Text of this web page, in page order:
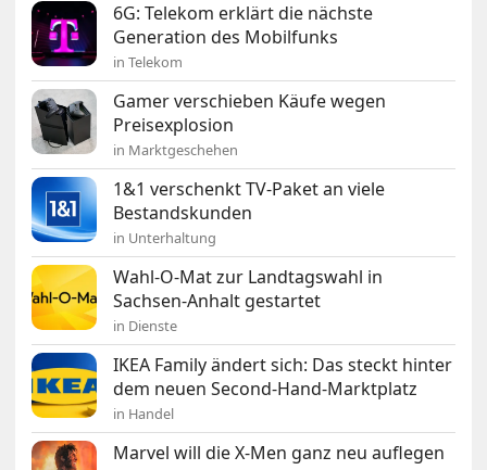
6G: Telekom erklärt die nächste
Generation des Mobilfunks
in Telekom
Gamer verschieben Käufe wegen
Preisexplosion
in Marktgeschehen
1&1 verschenkt TV-Paket an viele
Bestandskunden
in Unterhaltung
Wahl-O-Mat zur Landtagswahl in
Sachsen-Anhalt gestartet
in Dienste
IKEA Family ändert sich: Das steckt hinter
dem neuen Second-Hand-Marktplatz
in Handel
Marvel will die X-Men ganz neu auflegen